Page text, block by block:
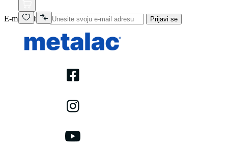
E-mail adresa Prijavi se